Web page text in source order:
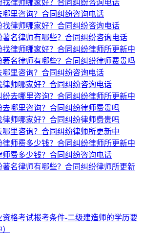
律师哪家好？合同纠纷咨询电话
里咨询？合同纠纷咨询电话
找律师哪家好？合同纠纷咨询电话
著名律师有哪些？合同纠纷咨询电话
找律师哪家好？合同纠纷律师所更新中
著名律师有哪些？合同纠纷律师费贵吗
里咨询？合同纠纷咨询电话
师哪家好？合同纠纷咨询电话
纷去哪里咨询？合同纠纷律师所更新中
哪里咨询？合同纠纷律师费贵吗
师哪家好？合同纠纷律师费贵吗
哪里咨询？合同纠纷律师所更新中
师费多少钱？合同纠纷律师所更新中
师费多少钱？合同纠纷咨询电话
著名律师有哪些？合同纠纷律师所更新
资格考试报考条件-二级建造师的学历要